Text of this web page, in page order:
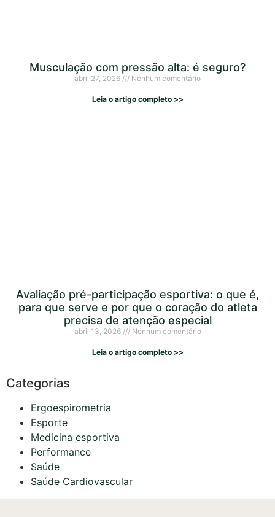
Musculação com pressão alta: é seguro?
abril 27, 2026 Nenhum comentário
Leia o artigo completo >>
Avaliação pré-participação esportiva: o que é,
para que serve e por que o coração do atleta
precisa de atenção especial
abril 13, 2026 Nenhum comentário
Leia o artigo completo >>
Categorias
Ergoespirometria
Esporte
Medicina esportiva
Performance
Saúde
Saúde Cardiovascular